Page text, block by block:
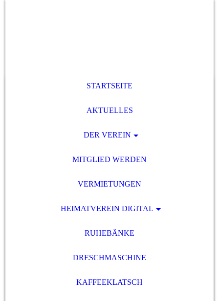
STARTSEITE
AKTUELLES
DER VEREIN
MITGLIED WERDEN
VERMIETUNGEN
HEIMATVEREIN DIGITAL
RUHEBÄNKE
DRESCHMASCHINE
KAFFEEKLATSCH